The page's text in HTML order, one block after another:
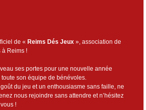
de « Reims Dés Jeux », association de
à Reims !
ses portes pour une nouvelle année
son équipe de bénévoles.
du jeu et un enthousiasme sans faille, ne
nous rejoindre sans attendre et n’hésitez
!